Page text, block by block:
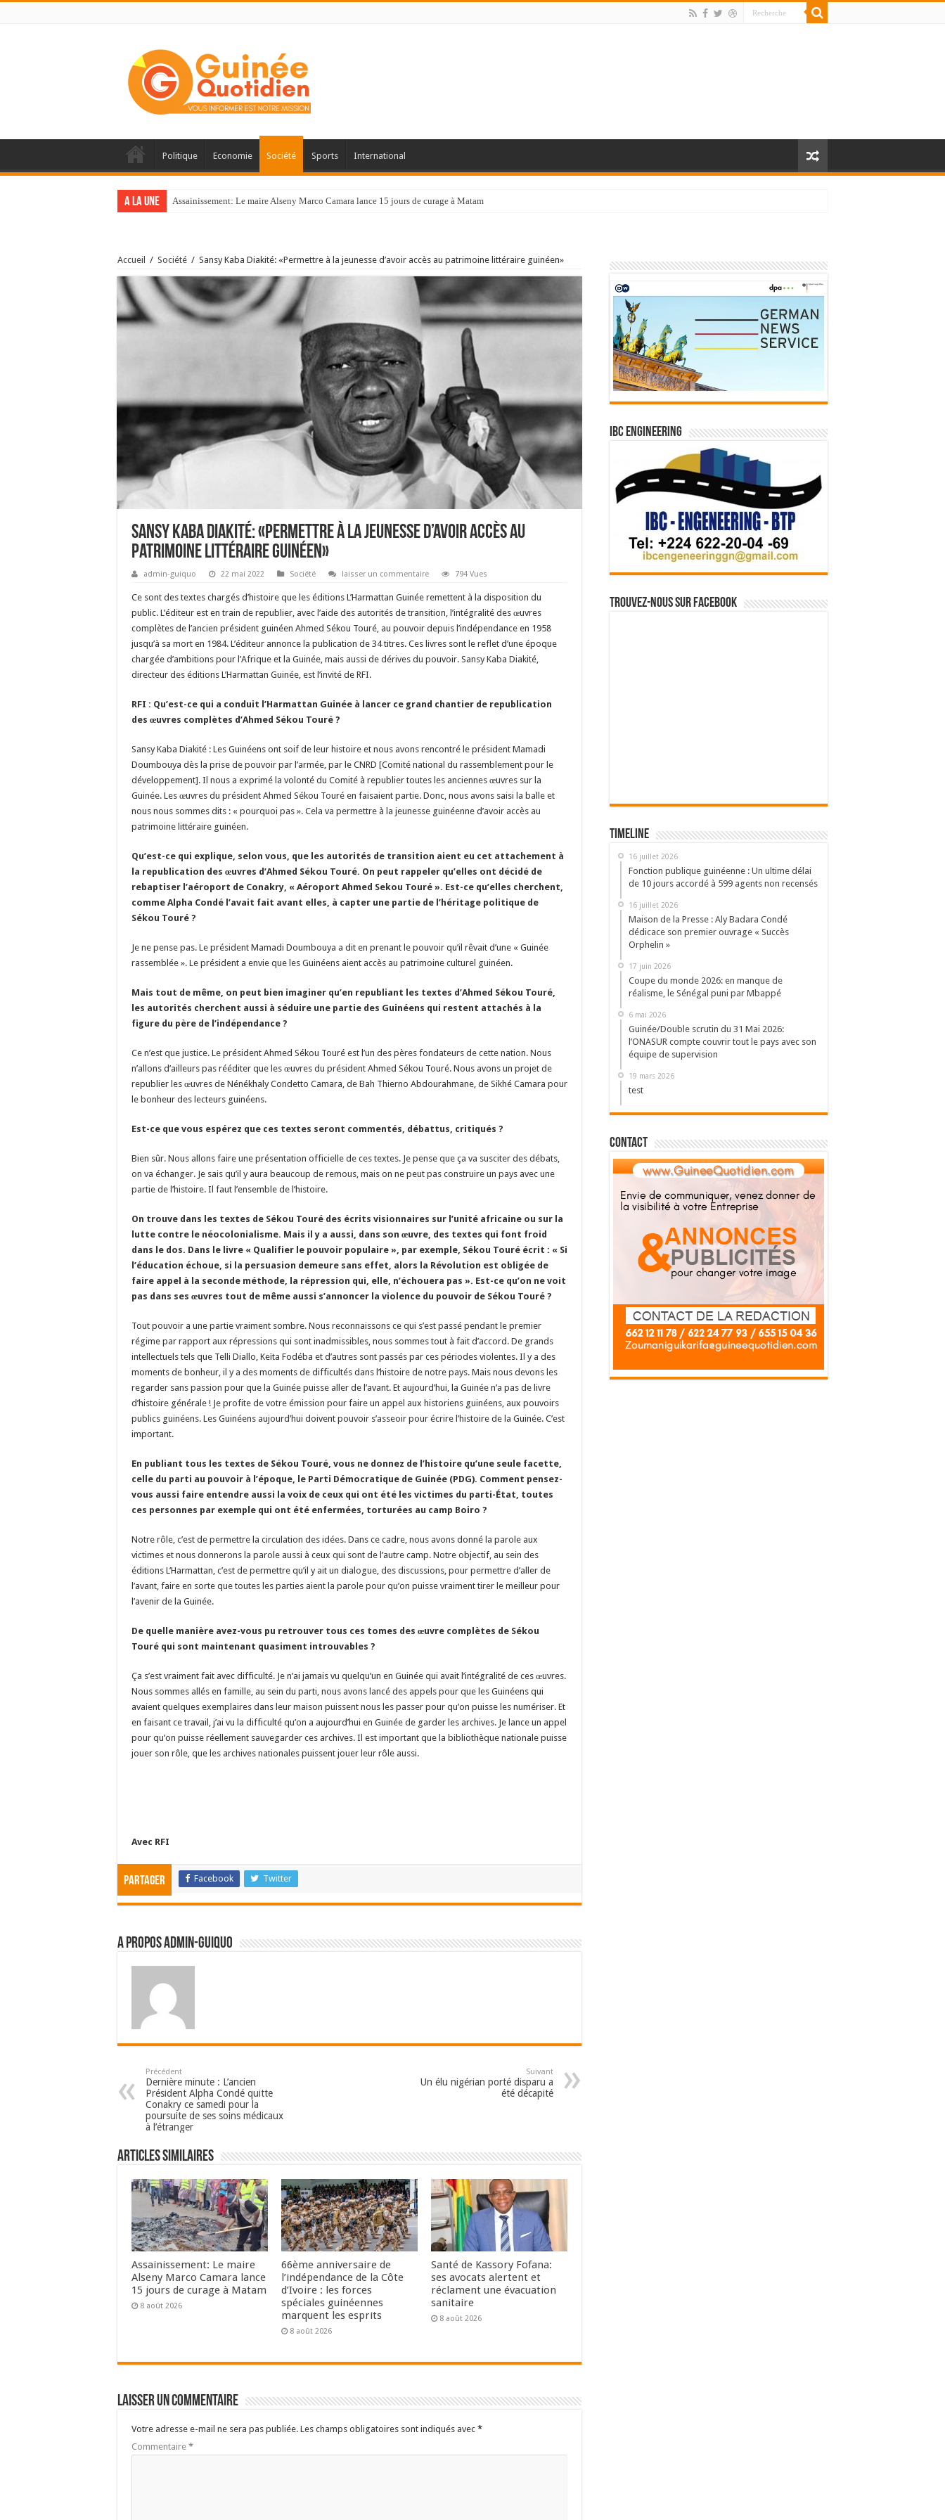
Politique Economie Société Sports International
A la une Assainissement: Le maire Alseny Marco Camara lance 15 jours de curage à Matam
Accueil / Société / Sansy Kaba Diakité: «Permettre à la jeunesse d’avoir accès au patrimoine littéraire guinéen»
Sansy Kaba Diakité: «Permettre à la jeunesse d’avoir accès au
patrimoine littéraire guinéen»
admin-guiquo 22 mai 2022 Société laisser un commentaire 794 Vues
Ce sont des textes chargés d’histoire que les éditions L’Harmattan Guinée remettent à la disposition du
public. L’éditeur est en train de republier, avec l’aide des autorités de transition, l’intégralité des œuvres
complètes de l’ancien président guinéen Ahmed Sékou Touré, au pouvoir depuis l’indépendance en 1958
jusqu’à sa mort en 1984. L’éditeur annonce la publication de 34 titres. Ces livres sont le reflet d’une époque
chargée d’ambitions pour l’Afrique et la Guinée, mais aussi de dérives du pouvoir. Sansy Kaba Diakité,
directeur des éditions L’Harmattan Guinée, est l’invité de RFI.
RFI : Qu’est-ce qui a conduit l’Harmattan Guinée à lancer ce grand chantier de republication
des œuvres complètes d’Ahmed Sékou Touré ?
Sansy Kaba Diakité : Les Guinéens ont soif de leur histoire et nous avons rencontré le président Mamadi
Doumbouya dès la prise de pouvoir par l’armée, par le CNRD [Comité national du rassemblement pour le
développement]. Il nous a exprimé la volonté du Comité à republier toutes les anciennes œuvres sur la
Guinée. Les œuvres du président Ahmed Sékou Touré en faisaient partie. Donc, nous avons saisi la balle et
nous nous sommes dits : « pourquoi pas ». Cela va permettre à la jeunesse guinéenne d’avoir accès au
patrimoine littéraire guinéen.
Qu’est-ce qui explique, selon vous, que les autorités de transition aient eu cet attachement à
la republication des œuvres d’Ahmed Sékou Touré. On peut rappeler qu’elles ont décidé de
rebaptiser l’aéroport de Conakry, « Aéroport Ahmed Sekou Touré ». Est-ce qu’elles cherchent,
comme Alpha Condé l’avait fait avant elles, à capter une partie de l’héritage politique de
Sékou Touré ?
Je ne pense pas. Le président Mamadi Doumbouya a dit en prenant le pouvoir qu’il rêvait d’une « Guinée
rassemblée ». Le président a envie que les Guinéens aient accès au patrimoine culturel guinéen.
Mais tout de même, on peut bien imaginer qu’en republiant les textes d’Ahmed Sékou Touré,
les autorités cherchent aussi à séduire une partie des Guinéens qui restent attachés à la
figure du père de l’indépendance ?
Ce n’est que justice. Le président Ahmed Sékou Touré est l’un des pères fondateurs de cette nation. Nous
n’allons d’ailleurs pas rééditer que les œuvres du président Ahmed Sékou Touré. Nous avons un projet de
republier les œuvres de Nénékhaly Condetto Camara, de Bah Thierno Abdourahmane, de Sikhé Camara pour
le bonheur des lecteurs guinéens.
Est-ce que vous espérez que ces textes seront commentés, débattus, critiqués ?
Bien sûr. Nous allons faire une présentation officielle de ces textes. Je pense que ça va susciter des débats,
on va échanger. Je sais qu’il y aura beaucoup de remous, mais on ne peut pas construire un pays avec une
partie de l’histoire. Il faut l’ensemble de l’histoire.
On trouve dans les textes de Sékou Touré des écrits visionnaires sur l’unité africaine ou sur la
lutte contre le néocolonialisme. Mais il y a aussi, dans son œuvre, des textes qui font froid
dans le dos. Dans le livre « Qualifier le pouvoir populaire », par exemple, Sékou Touré écrit : « Si
l’éducation échoue, si la persuasion demeure sans effet, alors la Révolution est obligée de
faire appel à la seconde méthode, la répression qui, elle, n’échouera pas ». Est-ce qu’on ne voit
pas dans ses œuvres tout de même aussi s’annoncer la violence du pouvoir de Sékou Touré ?
Tout pouvoir a une partie vraiment sombre. Nous reconnaissons ce qui s’est passé pendant le premier
régime par rapport aux répressions qui sont inadmissibles, nous sommes tout à fait d’accord. De grands
intellectuels tels que Telli Diallo, Keïta Fodéba et d’autres sont passés par ces périodes violentes. Il y a des
moments de bonheur, il y a des moments de difficultés dans l’histoire de notre pays. Mais nous devons les
regarder sans passion pour que la Guinée puisse aller de l’avant. Et aujourd’hui, la Guinée n’a pas de livre
d’histoire générale ! Je profite de votre émission pour faire un appel aux historiens guinéens, aux pouvoirs
publics guinéens. Les Guinéens aujourd’hui doivent pouvoir s’asseoir pour écrire l’histoire de la Guinée. C’est
important.
En publiant tous les textes de Sékou Touré, vous ne donnez de l’histoire qu’une seule facette,
celle du parti au pouvoir à l’époque, le Parti Démocratique de Guinée (PDG). Comment pensez-
vous aussi faire entendre aussi la voix de ceux qui ont été les victimes du parti-État, toutes
ces personnes par exemple qui ont été enfermées, torturées au camp Boiro ?
Notre rôle, c’est de permettre la circulation des idées. Dans ce cadre, nous avons donné la parole aux
victimes et nous donnerons la parole aussi à ceux qui sont de l’autre camp. Notre objectif, au sein des
éditions L’Harmattan, c’est de permettre qu’il y ait un dialogue, des discussions, pour permettre d’aller de
l’avant, faire en sorte que toutes les parties aient la parole pour qu’on puisse vraiment tirer le meilleur pour
l’avenir de la Guinée.
De quelle manière avez-vous pu retrouver tous ces tomes des œuvre complètes de Sékou
Touré qui sont maintenant quasiment introuvables ?
Ça s’est vraiment fait avec difficulté. Je n’ai jamais vu quelqu’un en Guinée qui avait l’intégralité de ces œuvres.
Nous sommes allés en famille, au sein du parti, nous avons lancé des appels pour que les Guinéens qui
avaient quelques exemplaires dans leur maison puissent nous les passer pour qu’on puisse les numériser. Et
en faisant ce travail, j’ai vu la difficulté qu’on a aujourd’hui en Guinée de garder les archives. Je lance un appel
pour qu’on puisse réellement sauvegarder ces archives. Il est important que la bibliothèque nationale puisse
jouer son rôle, que les archives nationales puissent jouer leur rôle aussi.
Avec RFI
Partager Facebook Twitter
A propos admin-guiquo
Précédent
Dernière minute : L’ancien
Président Alpha Condé quitte
Conakry ce samedi pour la
poursuite de ses soins médicaux
à l’étranger
Suivant
Un élu nigérian porté disparu a
été décapité
Articles Similaires
Assainissement: Le maire
Alseny Marco Camara lance
15 jours de curage à Matam
8 août 2026
66ème anniversaire de
l’indépendance de la Côte
d’Ivoire : les forces
spéciales guinéennes
marquent les esprits
8 août 2026
Santé de Kassory Fofana:
ses avocats alertent et
réclament une évacuation
sanitaire
8 août 2026
Laisser un commentaire
Votre adresse e-mail ne sera pas publiée. Les champs obligatoires sont indiqués avec *
Commentaire *
IBC Engineering
Trouvez-nous sur Facebook
Timeline
16 juillet 2026
Fonction publique guinéenne : Un ultime délai
de 10 jours accordé à 599 agents non recensés
16 juillet 2026
Maison de la Presse : Aly Badara Condé
dédicace son premier ouvrage « Succès
Orphelin »
17 juin 2026
Coupe du monde 2026: en manque de
réalisme, le Sénégal puni par Mbappé
6 mai 2026
Guinée/Double scrutin du 31 Mai 2026:
l’ONASUR compte couvrir tout le pays avec son
équipe de supervision
19 mars 2026
test
Contact